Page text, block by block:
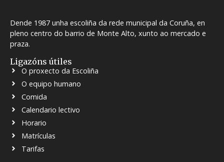
Dende 1987 unha escoliña da rede municipal da Coruña, en
pleno centro do barrio de Monte Alto, xunto ao mercado e
praza.
Ligazóns útiles
O proxecto da Escoliña
O equipo humano
Comida
Calendario lectivo
Horario
Matrículas
Tarifas